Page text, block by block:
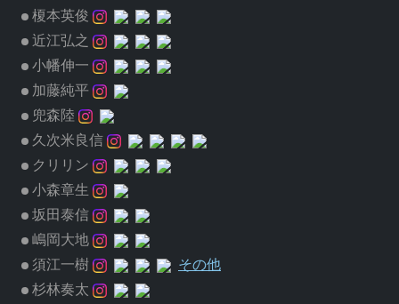
榎本英俊
近江弘之
小幡伸一
加藤純平
兜森陸
久次米良信
クリリン
小森章生
坂田泰信
嶋岡大地
須江一樹
その他
杉林奏太